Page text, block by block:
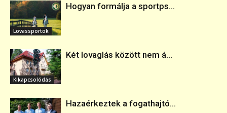
Lovassportok
Hogyan formálja a sportps...
Kikapcsolódás
Két lovaglás között nem á...
Hazaérkeztek a fogathajtó...